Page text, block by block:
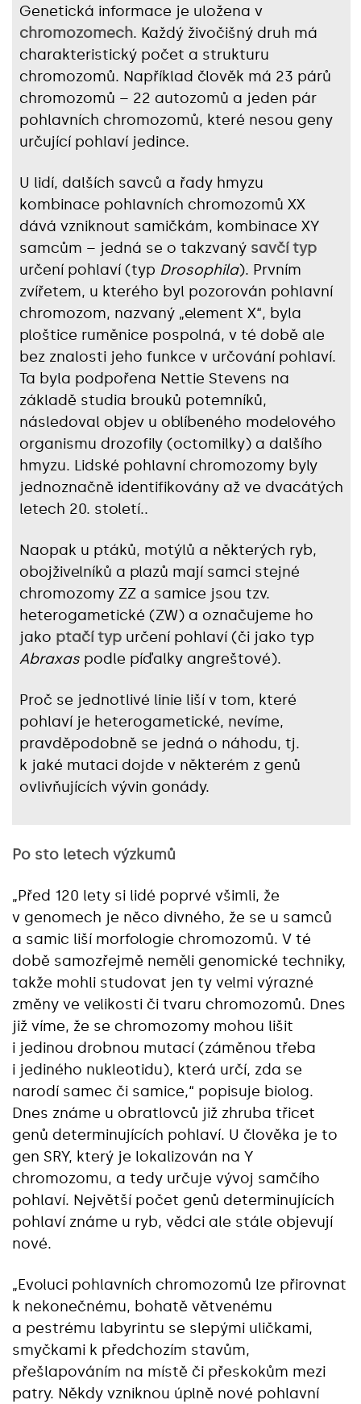
Genetická informace je uložena v
chromozomech. Každý živočišný druh má
charakteristický počet a strukturu
chromozomů. Například člověk má 23 párů
chromozomů – 22 autozomů a jeden pár
pohlavních chromozomů, které nesou geny
určující pohlaví jedince.
U lidí, dalších savců a řady hmyzu
kombinace pohlavních chromozomů XX
dává vzniknout samičkám, kombinace XY
samcům – jedná se o takzvaný savčí typ
určení pohlaví (typ Drosophila). Prvním
zvířetem, u kterého byl pozorován pohlavní
chromozom, nazvaný „element X“‎, byla
ploštice ruměnice pospolná, v té době ale
bez znalosti jeho funkce v určování pohlaví.
Ta byla podpořena Nettie Stevens na
základě studia brouků potemníků,
následoval objev u oblíbeného modelového
organismu drozofily (octomilky) a dalšího
hmyzu. Lidské pohlavní chromozomy byly
jednoznačně identifikovány až ve dvacátých
letech 20. století..
Naopak u ptáků, motýlů a některých ryb,
obojživelníků a plazů mají samci stejné
chromozomy ZZ a samice jsou tzv.
heterogametické (ZW) a označujeme ho
jako ptačí typ určení pohlaví (či jako typ
Abraxas podle píďalky angreštové).
Proč se jednotlivé linie liší v tom, které
pohlaví je heterogametické, nevíme,
pravděpodobně se jedná o náhodu, tj.
k jaké mutaci dojde v některém z genů
ovlivňujících vývin gonády.
Po sto letech výzkumů
„Před 120 lety si lidé poprvé všimli, že
v genomech je něco divného, že se u samců
a samic liší morfologie chromozomů. V té
době samozřejmě neměli genomické techniky,
takže mohli studovat jen ty velmi výrazné
změny ve velikosti či tvaru chromozomů. Dnes
již víme, že se chromozomy mohou lišit
i jedinou drobnou mutací (záměnou třeba
i jediného nukleotidu), která určí, zda se
narodí samec či samice,“‎ popisuje biolog.
Dnes známe u obratlovců již zhruba třicet
genů determinujících pohlaví. U člověka je to
gen SRY, který je lokalizován na Y
chromozomu, a tedy určuje vývoj samčího
pohlaví. Největší počet genů determinujících
pohlaví známe u ryb, vědci ale stále objevují
nové.
„Evoluci pohlavních chromozomů lze přirovnat
k nekonečnému, bohatě větvenému
a pestrému labyrintu se slepými uličkami,
smyčkami k předchozím stavům,
přešlapováním na místě či přeskokům mezi
patry. Někdy vzniknou úplně nové pohlavní